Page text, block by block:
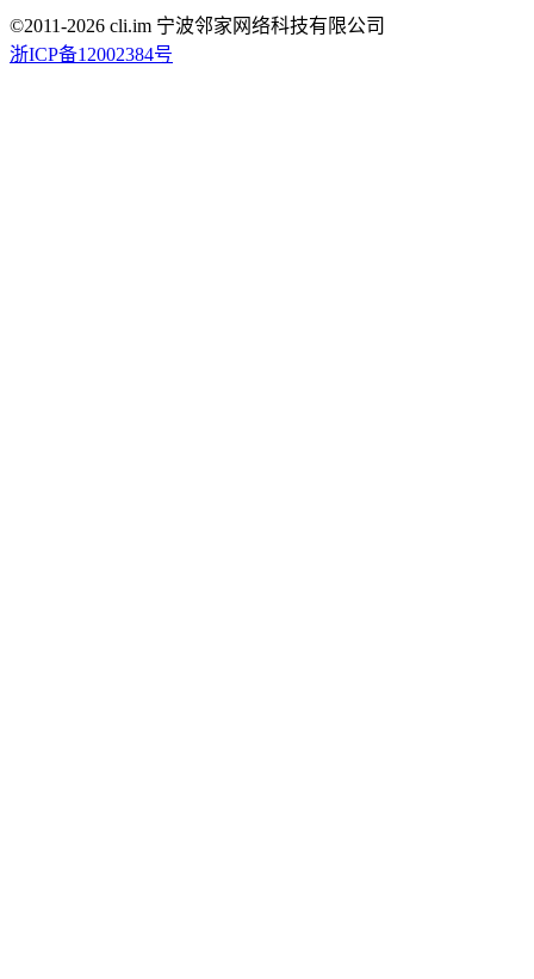
©2011-2026 cli.im 宁波邻家网络科技有限公司
浙ICP备12002384号